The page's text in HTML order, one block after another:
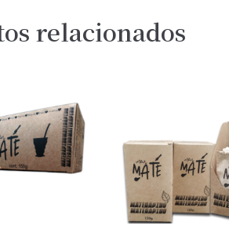
relacionados